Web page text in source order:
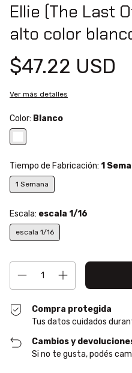
Ellie (The Last
alto color
$47.22 USD
Ver más detalles
Color: Blanco
Tiempo de Fabricación: 1
1 Semana
Escala: escala 1/16
escala 1/16
Compra protegida
Tus datos cuidados
Cambios y
Si no te gusta, podés